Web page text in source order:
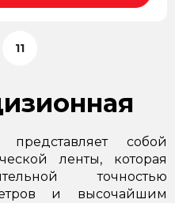
11
собой
ленты, которая
точностью
и высочайшим